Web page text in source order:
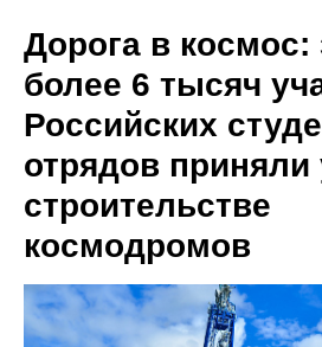
Дорога в космос:
более 6 тысяч
Российских
отрядов приняли
строительстве
космодромов